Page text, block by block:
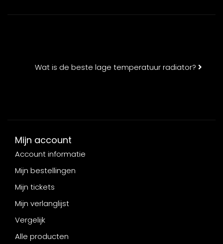
Wat is de beste lage temperatuur radiator?
Mijn account
Account informatie
Mijn bestellingen
Mijn tickets
Mijn verlanglijst
Vergelijk
Alle producten